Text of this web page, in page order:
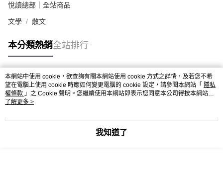
悅讀總部｜全站商品
文學 散文
本分類熱銷全站排行
熱門標籤
本網站中使用 cookie，欲查詢有關本網站使用 cookie 方式之詳情，及若您不希
望在電腦上使用 cookie 時應如何變更電腦的 cookie 設定，請參閱本網站「 隱私
權條款 」之 Cookie 聲明。您繼續使用本網站即表示您同意本公司得按本網站使
用條款之 Cookie 聲明使用 cookie。
了解更多 >
我知道了